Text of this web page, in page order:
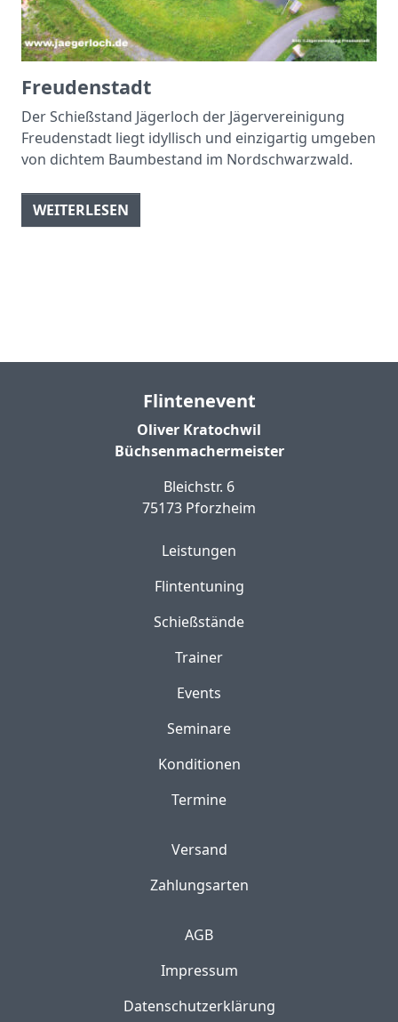
Freudenstadt
Der Schießstand Jägerloch der Jägervereinigung
Freudenstadt liegt idyllisch und einzigartig umgeben
von dichtem Baumbestand im Nordschwarzwald.
WEITERLESEN
Flintenevent
Oliver Kratochwil
Büchsenmachermeister
Bleichstr. 6
75173 Pforzheim
Leistungen
Flintentuning
Schießstände
Trainer
Events
Seminare
Konditionen
Termine
Versand
Zahlungsarten
AGB
Impressum
Datenschutzerklärung